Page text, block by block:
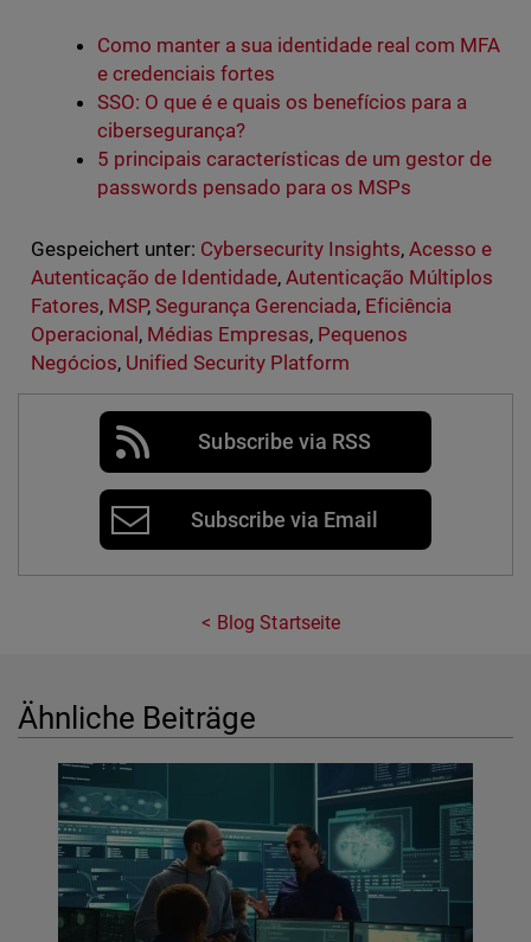
Como manter a sua identidade real com MFA
e credenciais fortes
SSO: O que é e quais os benefícios para a
cibersegurança?
5 principais características de um gestor de
passwords pensado para os MSPs
Gespeichert unter: Cybersecurity Insights,Acesso e
Autenticação de Identidade, Autenticação Múltiplos
Fatores, MSP, Segurança Gerenciada, Eficiência
Operacional , Médias Empresas, Pequenos
Negócios, Unified Security Platform
Subscribe via RSS
Subscribe via Email
Blog Startseite
Ähnliche Beiträge